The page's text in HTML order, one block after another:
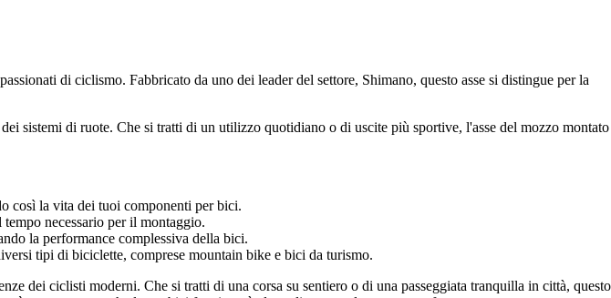
di ciclismo. Fabbricato da uno dei leader del settore, Shimano, questo asse si distingue per la
sistemi di ruote. Che si tratti di un utilizzo quotidiano o di uscite più sportive, l'asse del mozzo montato
così la vita dei tuoi componenti per bici.
necessario per il montaggio.
la performance complessiva della bici.
tipi di biciclette, comprese mountain bike e bici da turismo.
dei ciclisti moderni. Che si tratti di una corsa su sentiero o di una passeggiata tranquilla in città, questo